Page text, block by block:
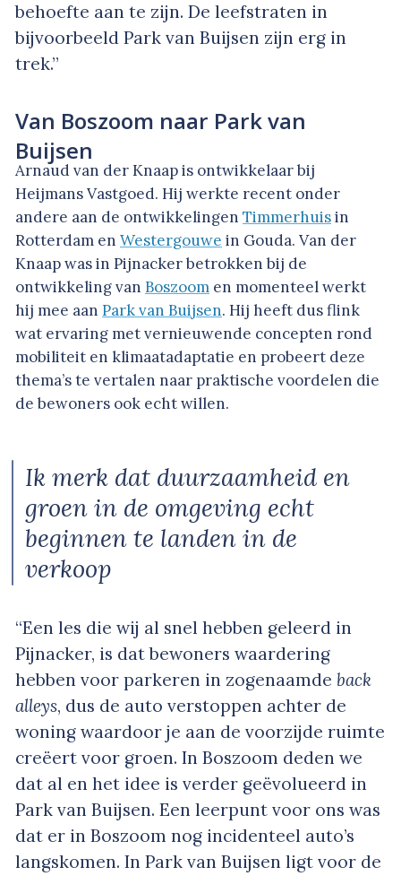
behoefte aan te zijn. De leefstraten in
bijvoorbeeld Park van Buijsen zijn erg in
trek.”
Van Boszoom naar Park van
Buijsen
Arnaud van der Knaap is ontwikkelaar bij
Heijmans Vastgoed. Hij werkte recent onder
andere aan de ontwikkelingen Timmerhuisin
Rotterdam en Westergouwe in Gouda. Van der
Knaap was in Pijnacker betrokken bij de
ontwikkeling van Boszoom en momenteel werkt
hij mee aan Park van Buijsen. Hij heeft dus flink
wat ervaring met vernieuwende concepten rond
mobiliteit en klimaatadaptatie en probeert deze
thema’s te vertalen naar praktische voordelen die
de bewoners ook echt willen.
Ik merk dat duurzaamheid en
groen in de omgeving echt
beginnen te landen in de
verkoop
“Een les die wij al snel hebben geleerd in
Pijnacker, is dat bewoners waardering
hebben voor parkeren in zogenaamde back
alleys, dus de auto verstoppen achter de
woning waardoor je aan de voorzijde ruimte
creëert voor groen. In Boszoom deden we
dat al en het idee is verder geëvolueerd in
Park van Buijsen. Een leerpunt voor ons was
dat er in Boszoom nog incidenteel auto’s
langskomen. In Park van Buijsen ligt voor de